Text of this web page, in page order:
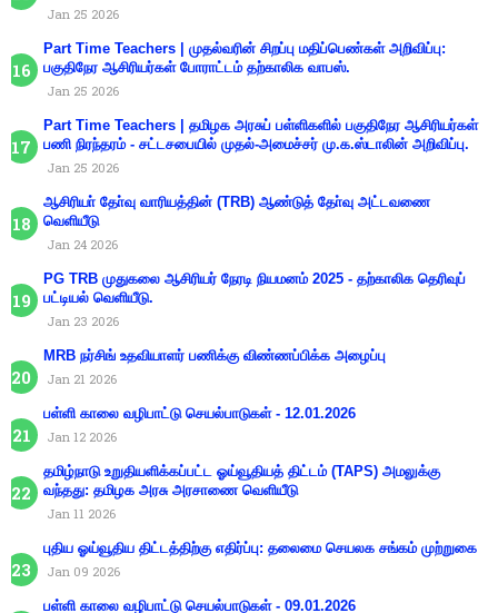
Jan 25 2026
Part Time Teachers | முதல்வரின் சிறப்பு மதிப்பெண்கள் அறிவிப்பு:
பகுதிநேர ஆசிரியர்கள் போராட்டம் தற்காலிக வாபஸ்.
Jan 25 2026
Part Time Teachers | தமிழக அரசுப் பள்ளிகளில் பகுதிநேர ஆசிரியர்கள்
பணி நிரந்தரம் - சட்டசபையில் முதல்-அமைச்சர் மு.க.ஸ்டாலின் அறிவிப்பு.
Jan 25 2026
ஆசிரியா் தோ்வு வாரியத்தின் (TRB) ஆண்டுத் தோ்வு அட்டவணை
வெளியீடு
Jan 24 2026
PG TRB முதுகலை ஆசிரியர் நேரடி நியமனம் 2025 - தற்காலிக தெரிவுப்
பட்டியல் வெளியீடு.
Jan 23 2026
MRB நர்சிங் உதவியாளர் பணிக்கு விண்ணப்பிக்க அழைப்பு
Jan 21 2026
பள்ளி காலை வழிபாட்டு செயல்பாடுகள் - 12.01.2026
Jan 12 2026
தமிழ்நாடு உறுதியளிக்கப்பட்ட ஓய்வூதியத் திட்டம் (TAPS) அமலுக்கு
வந்தது: தமிழக அரசு அரசாணை வெளியீடு
Jan 11 2026
புதிய ஓய்வூதிய திட்டத்திற்கு எதிர்ப்பு: தலைமை செயலக சங்கம் முற்றுகை
Jan 09 2026
பள்ளி காலை வழிபாட்டு செயல்பாடுகள் - 09.01.2026